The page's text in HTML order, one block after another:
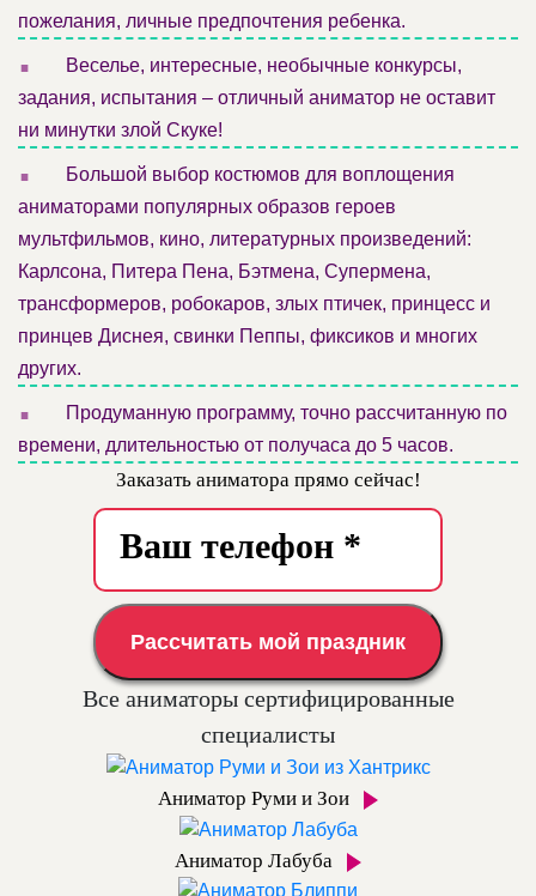
пожелания, личные предпочтения ребенка.
.
Веселье, интересные, необычные конкурсы,
задания, испытания – отличный аниматор не оставит
ни минутки злой Скуке!
.
Большой выбор костюмов для воплощения
аниматорами популярных образов героев
мультфильмов, кино, литературных произведений:
Карлсона, Питера Пена, Бэтмена, Супермена,
трансформеров, робокаров, злых птичек, принцесс и
принцев Диснея, свинки Пеппы, фиксиков и многих
других.
.
Продуманную программу, точно рассчитанную по
времени, длительностью от получаса до 5 часов.
Заказать аниматора прямо сейчас!
Рассчитать мой праздник
Все аниматоры сертифицированные
специалисты
Аниматор Руми и Зои
Аниматор Лабуба